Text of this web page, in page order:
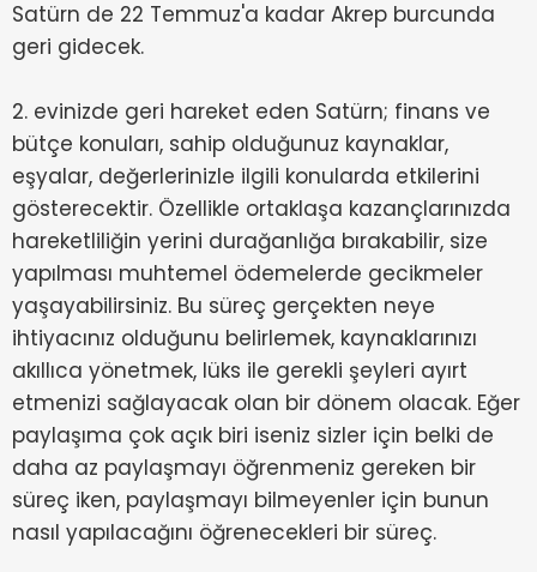
Satürn de 22 Temmuz'a kadar Akrep burcunda
geri gidecek.
2. evinizde geri hareket eden Satürn; finans ve
bütçe konuları, sahip olduğunuz kaynaklar,
eşyalar, değerlerinizle ilgili konularda etkilerini
gösterecektir. Özellikle ortaklaşa kazançlarınızda
hareketliliğin yerini durağanlığa bırakabilir, size
yapılması muhtemel ödemelerde gecikmeler
yaşayabilirsiniz. Bu süreç gerçekten neye
ihtiyacınız olduğunu belirlemek, kaynaklarınızı
akıllıca yönetmek, lüks ile gerekli şeyleri ayırt
etmenizi sağlayacak olan bir dönem olacak. Eğer
paylaşıma çok açık biri iseniz sizler için belki de
daha az paylaşmayı öğrenmeniz gereken bir
süreç iken, paylaşmayı bilmeyenler için bunun
nasıl yapılacağını öğrenecekleri bir süreç.